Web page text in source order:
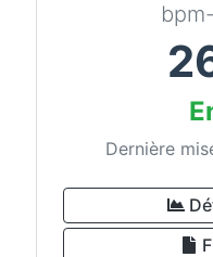
Dernière